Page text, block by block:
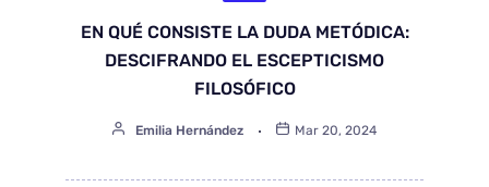
EN QUÉ CONSISTE LA DUDA METÓDICA:
DESCIFRANDO EL ESCEPTICISMO
FILOSÓFICO
Emilia Hernández Mar 20, 2024